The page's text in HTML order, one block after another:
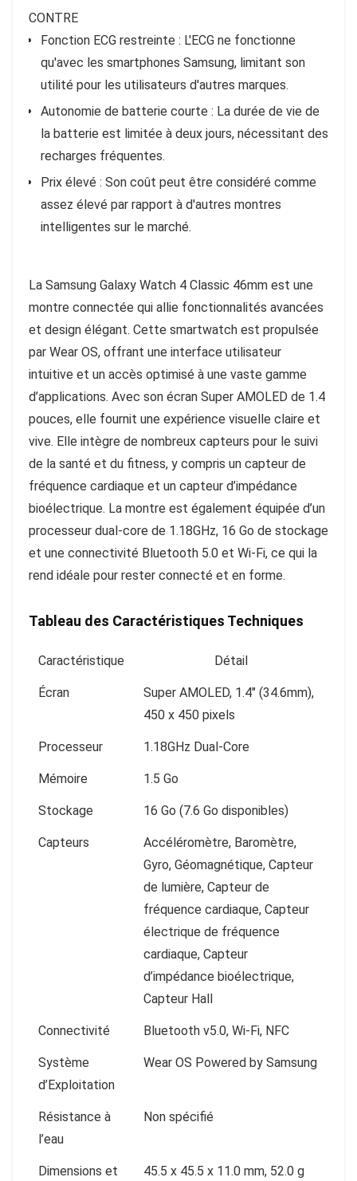
CONTRE
Fonction ECG restreinte : L'ECG ne fonctionne
qu'avec les smartphones Samsung, limitant son
utilité pour les utilisateurs d'autres marques.
Autonomie de batterie courte : La durée de vie de
la batterie est limitée à deux jours, nécessitant des
recharges fréquentes.
Prix élevé : Son coût peut être considéré comme
assez élevé par rapport à d'autres montres
intelligentes sur le marché.
La Samsung Galaxy Watch 4 Classic 46mm est une
montre connectée qui allie fonctionnalités avancées
et design élégant. Cette smartwatch est propulsée
par Wear OS, offrant une interface utilisateur
intuitive et un accès optimisé à une vaste gamme
d’applications. Avec son écran Super AMOLED de 1.4
pouces, elle fournit une expérience visuelle claire et
vive. Elle intègre de nombreux capteurs pour le suivi
de la santé et du fitness, y compris un capteur de
fréquence cardiaque et un capteur d’impédance
bioélectrique. La montre est également équipée d’un
processeur dual-core de 1.18GHz, 16 Go de stockage
et une connectivité Bluetooth 5.0 et Wi-Fi, ce qui la
rend idéale pour rester connecté et en forme.
Tableau des Caractéristiques Techniques
Caractéristique Détail
Écran
Super AMOLED, 1.4″ (34.6mm),
450 x 450 pixels
Processeur 1.18GHz Dual-Core
Mémoire 1.5 Go
Stockage 16 Go (7.6 Go disponibles)
Capteurs
Accéléromètre, Baromètre,
Gyro, Géomagnétique, Capteur
de lumière, Capteur de
fréquence cardiaque, Capteur
électrique de fréquence
cardiaque, Capteur
d’impédance bioélectrique,
Capteur Hall
Connectivité Bluetooth v5.0, Wi-Fi, NFC
Système
d’Exploitation
Wear OS Powered by Samsung
Résistance à
l’eau
Non spécifié
Dimensions et
45.5 x 45.5 x 11.0 mm, 52.0 g